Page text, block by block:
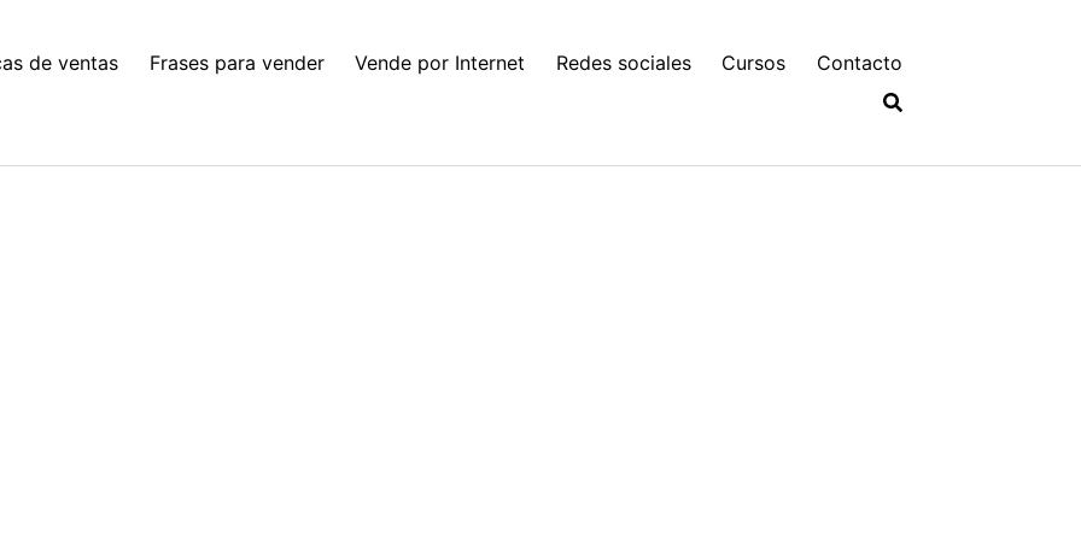
de ventas Frases para vender Vende por Internet Redes sociales Cursos Contacto